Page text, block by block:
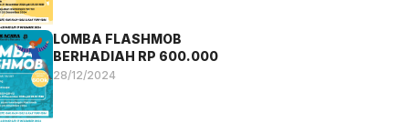
LOMBA FLASHMOB
BERHADIAH RP 600.000
28/12/2024